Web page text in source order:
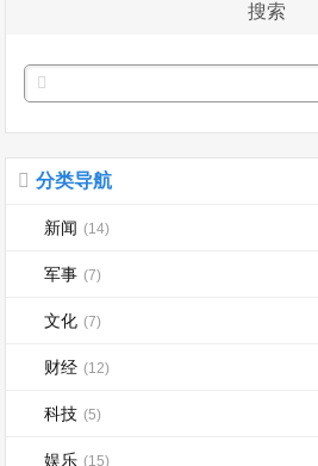
搜索
分类导航
新闻 (14)
军事 (7)
文化 (7)
财经 (12)
科技 (5)
娱乐 (15)